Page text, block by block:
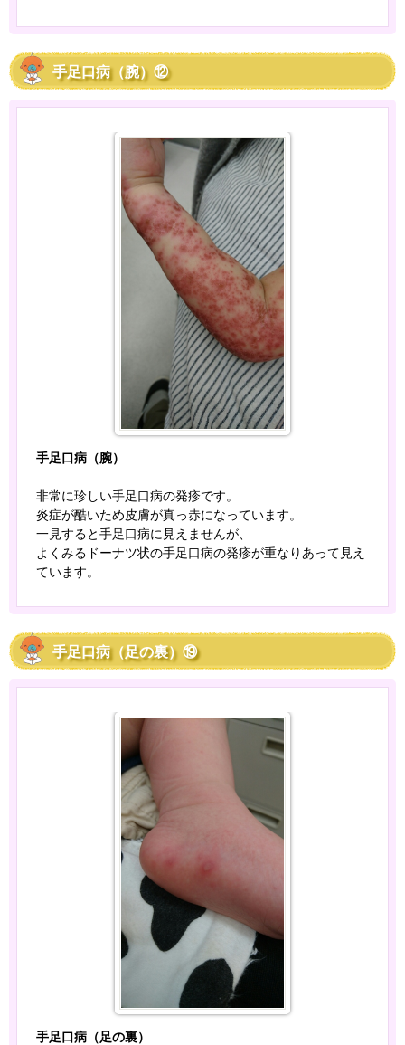
手足口病（腕）⑫
手足口病（腕）
非常に珍しい手足口病の発疹です。
炎症が酷いため皮膚が真っ赤になっています。
一見すると手足口病に見えませんが、
よくみるドーナツ状の手足口病の発疹が重なりあって見え
ています。
手足口病（足の裏）⑲
手足口病（足の裏）